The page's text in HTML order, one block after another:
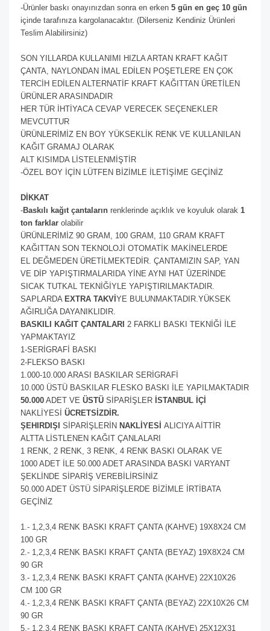
-Ürünler baskı onayınızdan sonra en erken 5 gün en geç 10 gün
içinde tarafınıza kargolanacaktır. (Dilerseniz Kendiniz Ürünleri
Teslim Alabilirsiniz)
SON YILLARDA KULLANIMI HIZLA ARTAN KRAFT KAĞIT
ÇANTA, NAYLONDAN İMAL EDİLEN POŞETLERE EN ÇOK
TERCİH EDİLEN ALTERNATİF KRAFT KAĞITTAN ÜRETİLEN
ÜRÜNLER ARASINDADIR
HER TÜR İHTİYACA CEVAP VERECEK SEÇENEKLER
MEVCUTTUR
ÜRÜNLERİMİZ EN BOY YÜKSEKLİK RENK VE KULLANILAN
KAĞIT GRAMAJ OLARAK
ALT KISIMDA LİSTELENMİŞTİR
-ÖZEL BOY İÇİN LÜTFEN BİZİMLE İLETİŞİME GEÇİNİZ
DİKKAT
-Baskılı kağıt çantaların renklerinde açıklık ve koyuluk olarak 1
ton farklar olabilir
ÜRÜNLERİMİZ 90 GRAM, 100 GRAM, 110 GRAM KRAFT
KAĞITTAN SON TEKNOLOJİ OTOMATİK MAKİNELERDE
EL DEĞMEDEN ÜRETİLMEKTEDİR. ÇANTAMIZIN SAP, YAN
VE DİP YAPIŞTIRMALARIDA YİNE AYNI HAT ÜZERİNDE
SICAK TUTKAL TEKNİĞİYLE YAPIŞTIRILMAKTADIR.
SAPLARDA EXTRA TAKVİ YE BULUNMAKTADIR.YÜKSEK
AĞIRLIĞA DAYANIKLIDIR.
BASKILI KAĞIT ÇANTALARI 2 FARKLI BASKI TEKNİĞİ İLE
YAPMAKTAYIZ
1-SERİGRAFİ BASKI
2-FLEKSO BASKI
1.000-10.000 ARASI BASKILAR SERİGRAFİ
10.000 ÜSTÜ BASKILAR FLESKO BASKI İLE YAPILMAKTADIR
50.000 ADET VE ÜSTÜ SİPARİŞLER İSTANBUL İÇİ
NAKLİYESİ ÜCRETSİZDİR.
ŞEHIRDIŞI SİPARİŞLERİN NAKLİYESİ ALICIYA AİTTİR
ALTTA LİSTLENEN KAĞIT ÇANLALARI
1 RENK, 2 RENK, 3 RENK, 4 RENK BASKI OLARAK VE
1000 ADET İLE 50.000 ADET ARASINDA BASKI VARYANT
ŞEKLİNDE SİPARİŞ VEREBİLİRSİNİZ
50.000 ADET ÜSTÜ SİPARİŞLERDE BİZİMLE İRTİBATA
GEÇİNİZ
1.- 1,2,3,4 RENK BASKI KRAFT ÇANTA (KAHVE) 19X8X24 CM
100 GR
2.- 1,2,3,4 RENK BASKI KRAFT ÇANTA (BEYAZ) 19X8X24 CM
90 GR
3.- 1,2,3,4 RENK BASKI KRAFT ÇANTA (KAHVE) 22X10X26
CM 100 GR
4.- 1,2,3,4 RENK BASKI KRAFT ÇANTA (BEYAZ) 22X10X26 CM
90 GR
5.- 1,2,3,4 RENK BASKI KRAFT ÇANTA (KAHVE) 25X12X31